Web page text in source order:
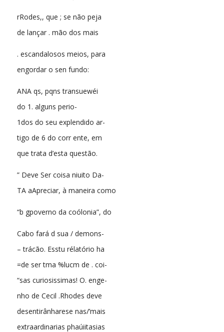
rRodes,, que ; se não peja
de lançar . mão dos mais
. escandalosos meios, para
engordar o sen fundo:
ANA qs, pqns transuewéi
do 1. alguns perio-
1dos do seu explendido ar-
tigo de 6 do corr ente, em
que trata d’esta questão.
” Deve Ser coisa niuito Da-
TA aApreciar, à maneira como
“b gpoverno da coólonia”, do
Cabo fará d sua / demons-
– trácão. Esstu rélatório ha
=de ser tma %lucm de . coi-
“sas curiosissimas! O. enge-
nho de Cecil .Rhodes deve
desentirânharese nas/’mais
extraardinarias phaúiitasias